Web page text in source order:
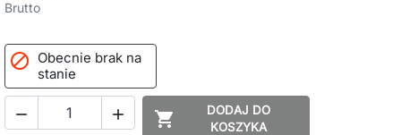
Brutto
 Obecnie brak na
stanie
  
DODAJ DO
KOSZYKA